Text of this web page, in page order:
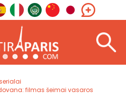
filmas šeimai vasaros